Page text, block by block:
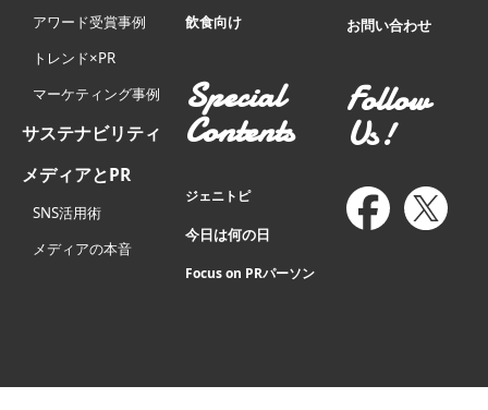
アワード受賞事例
トレンド×PR
マーケティング事例
サステナビリティ
メディアとPR
SNS活用術
メディアの本音
飲食向け
Special
Contents
ジェニトピ
今日は何の日
Focus on PRパーソン
お問い合わせ
Follow
Us!